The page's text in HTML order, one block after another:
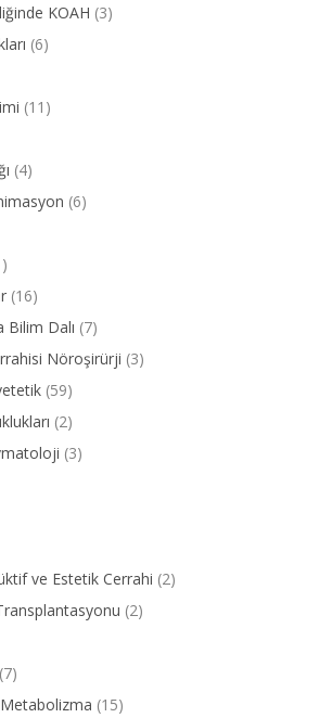
KOAH (3)
(6)
(11)
(4)
(6)
(16)
Bilim Dalı (7)
Nöroşirürji (3)
(59)
(2)
(3)
ve Estetik Cerrahi (2)
(2)
(7)
(15)